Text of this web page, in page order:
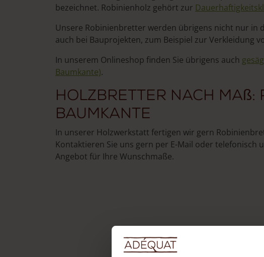
bezeichnet. Robinienholz gehört zur
Unsere Robinienbretter werden übrigens nicht nur in
auch bei Bauprojekten, zum Beispiel zur Verkleidung
In unserem Onlineshop finden Sie übrigens auch
Baumkante).
Holzbretter nach Maß:
Baumkante
In unserer Holzwerkstatt fertigen wir gern
Kontaktieren Sie uns gern per E-Mail oder telefonisch
Angebot für Ihre Wunschmaße.